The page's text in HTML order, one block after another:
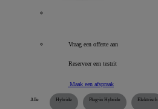
Vraag een offerte aan
Reserveer een testrit
Maak een afspraak
Alle Hybride Plug-in Hybride Elektrisch